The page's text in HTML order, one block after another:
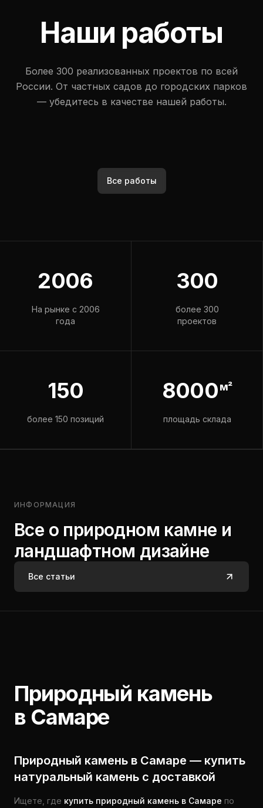
Наши работы
Более 300 реализованных проектов по всей
России. От частных садов до городских парков
— убедитесь в качестве нашей работы.
Все работы
2006
На рынке с 2006
года
300
более 300
проектов
150
более 150 позиций
8000м²
площадь склада
ИНФОРМАЦИЯ
Все о природном камне и
ландшафтном дизайне
Все статьи
Природный камень
в Самаре
Природный камень в Самаре — купить
натуральный камень с доставкой
Ищете, где купить природный камень в Самаре по